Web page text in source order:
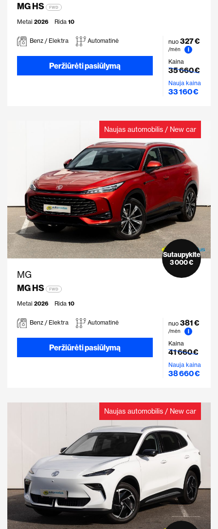
MG HS FWD
Metai 2026 Rida 10
Benz / Elektra Automatinė
Peržiūrėti pasiūlymą
nuo 327 €
/mėn
i
Kaina
35 660 €
Nauja kaina
33 160 €
Naujas automobilis / New car
MG
MG HS
FWD
Metai 2026 Rida 10
Sutaupykite
3 000 €
Benz / Elektra Automatinė
Peržiūrėti pasiūlymą
nuo 381 €
/mėn
i
Kaina
41 660 €
Nauja kaina
38 660 €
Naujas automobilis / New car